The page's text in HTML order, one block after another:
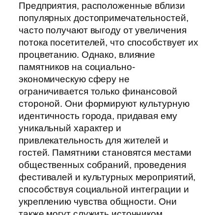
Предприятия, расположенные вблизи
популярных достопримечательностей,
часто получают выгоду от увеличения
потока посетителей, что способствует их
процветанию. Однако, влияние
памятников на социально-
экономическую сферу не
ограничивается только финансовой
стороной. Они формируют культурную
идентичность города, придавая ему
уникальный характер и
привлекательность для жителей и
гостей. Памятники становятся местами
общественных собраний, проведения
фестивалей и культурных мероприятий,
способствуя социальной интеграции и
укреплению чувства общности. Они